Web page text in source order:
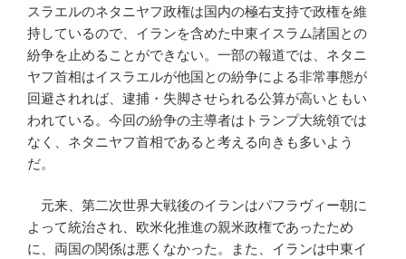
スラエルのネタニヤフ政権は国内の極右支持で政権を維
持しているので、イランを含めた中東イスラム諸国との
紛争を止めることができない。一部の報道では、ネタニ
ヤフ首相はイスラエルが他国との紛争による非常事態が
回避されれば、逮捕・失脚させられる公算が高いともい
われている。今回の紛争の主導者はトランプ大統領では
なく、ネタニヤフ首相であると考える向きも多いよう
だ。
元来、第二次世界大戦後のイランはパフラヴィー朝に
よって統治され、欧米化推進の親米政権であったため
に、両国の関係は悪くなかった。また、イランは中東イ